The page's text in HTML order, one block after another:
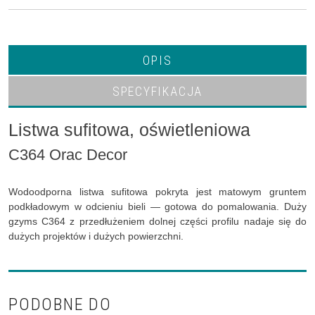
OPIS
SPECYFIKACJA
Listwa sufitowa, oświetleniowa
C364 Orac Decor
Wodoodporna listwa sufitowa pokryta jest matowym gruntem
podkładowym w odcieniu bieli — gotowa do pomalowania. Duży
gzyms C364 z przedłużeniem dolnej części profilu nadaje się do
dużych projektów i dużych powierzchni.
PODOBNE DO